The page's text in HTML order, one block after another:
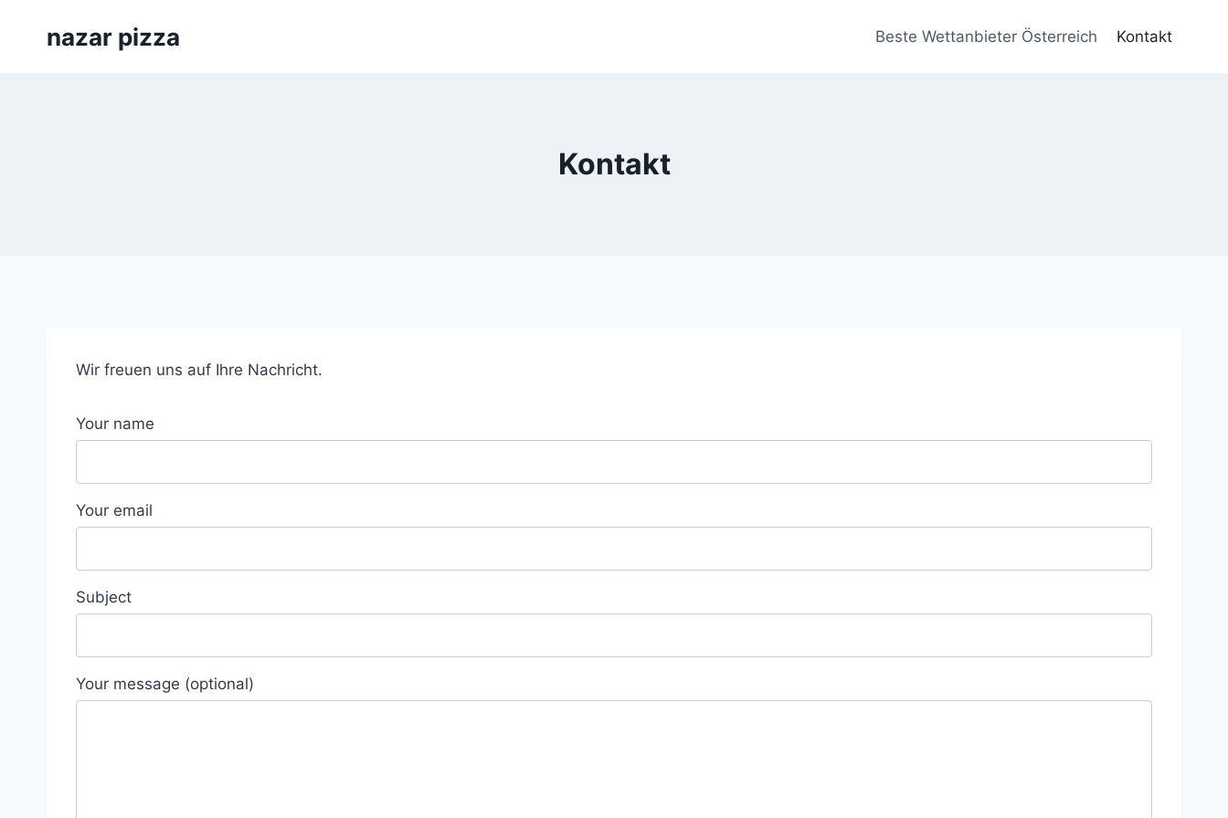
nazar pizza Beste Wettanbieter Österreich Kontakt
Kontakt
Wir freuen uns auf Ihre Nachricht.
Your name
Your email
Subject
Your message (optional)